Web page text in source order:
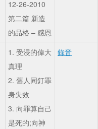
12-26-2010
第二篇 新造
的品格 – 感恩
1. 受浸的偉大
真理
2. 舊人同釘罪
身失效
3. 向罪算自己
是死的;向神
錄音